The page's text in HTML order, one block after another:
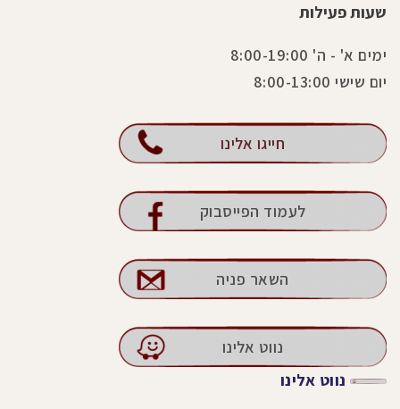
שעות פעילות
ימים א' - ה' 8:00-19:00
יום שישי 8:00-13:00
חייגו אלינו
לעמוד הפייסבוק
השאר פניה
נווט אלינו
נווט אלינו